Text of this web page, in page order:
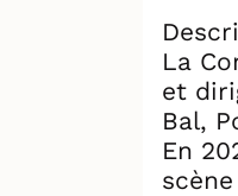
La
et
Bal,
En